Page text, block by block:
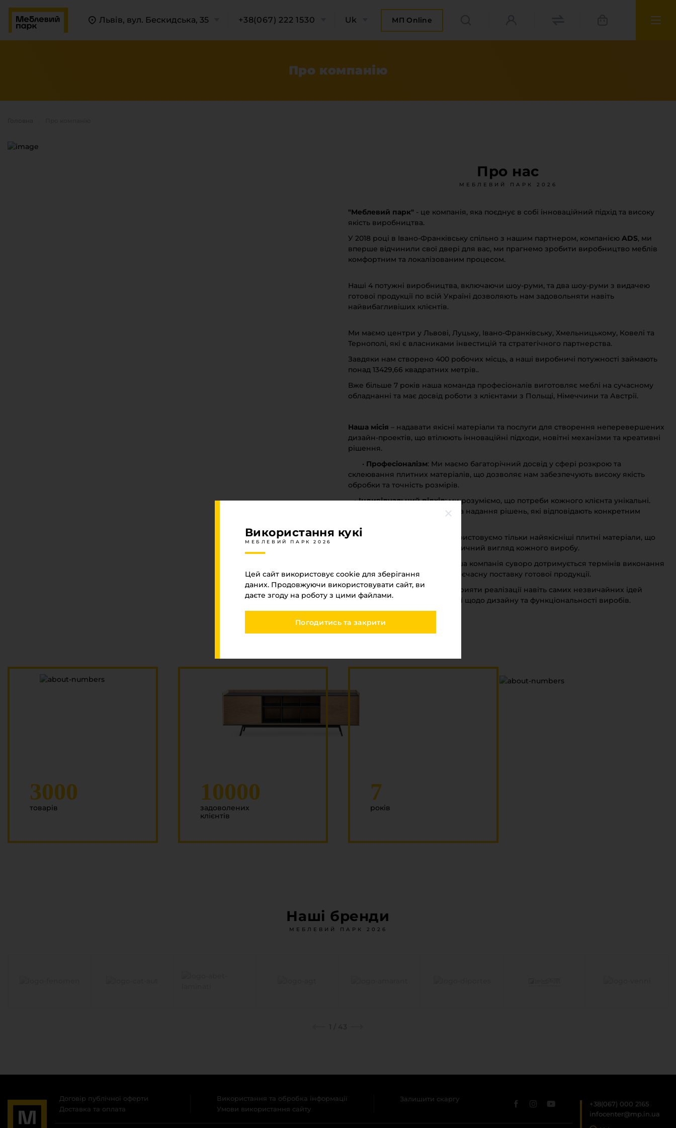
Львів, вул. Бескидська, 35 +38(067) 222 1530 Uk МП Online
Плитні матеріали
Крайка
Меблева фурнітура
Стільниці та стінові панелі
Про компанію
Про нас
МЕБЛЕВИЙ ПАРК 2026
"Меблевий парк" - це компанія, яка поєднує в собі інноваційний підхід та високу
якість виробництва.
У 2018 році в Івано-Франківську спільно з нашим партнером, компанією ADS, ми
вперше відчинили свої двері для вас, ми прагнемо зробити виробництво меблів
комфортним та локалізованим процесом.
Наші 4 потужні виробництва, включаючи шоу-руми, та два шоу-руми з видачею
готової продукції по всій Україні дозволяють нам задовольняти навіть
найвибагливіших клієнтів.
Ми маємо центри у Львові, Луцьку, Івано-Франківську, Хмельницькому, Ковелі та
Тернополі, які є власниками інвестицій та стратегічного партнерства.
Завдяки нам створено 400 робочих місць, а наші виробничі потужності займають
понад 13429,66 квадратних метрів..
Вже більше 7 років наша команда професіоналів виготовляє меблі на сучасному
обладнанні та має досвід роботи з клієнтами з Польщі, Німеччини та Австрії.
Наша місія – надавати якісні матеріали та послуги для створення неперевершених
дизайн-проектів, що втілюють інноваційні підходи, новітні механізми та креативні
рішення.
• Професіоналізм: Ми маємо багаторічний досвід у сфері розкрою та
склеювання плитних матеріалів, що дозволяє нам забезпечують високу якість
обробки та точність розмірів.
• Індивідуальний підхід: ми розуміємо, що потреби кожного клієнта унікальні.
Наша компанія орієнтована на надання рішень, які відповідають конкретним
• Якість матеріалів
: ми використовуємо тільки найякісніші плитні матеріали, що
гарантує довговічність і естетичний вигляд кожного виробу.
: наша компанія суворо дотримується термінів виконання
замовлень, забезпечуючи своєчасну поставку готової продукції.
• Креативність: Ми готові сприяти реалізації навіть самих незвичайних ідей
клієнтів, надаючи консультації щодо дизайну та функціональності виробів.
3000
товарів
10000
задоволених
клієнтів
7
років
Наші бренди
МЕБЛЕВИЙ ПАРК 2026
Договір публічної оферти
Доставка та оплата
Використання та обробка інформації
Умови використання сайту
Залишити скаргу
+38(067) 000 2165
infocenter@mp.in.ua
Використання кукі
МЕБЛЕВИЙ ПАРК 2026
Цей сайт використовує cookie для зберігання
даних. Продовжуючи використовувати сайт, ви
даєте згоду на роботу з цими файлами.
Погодитись та закрити